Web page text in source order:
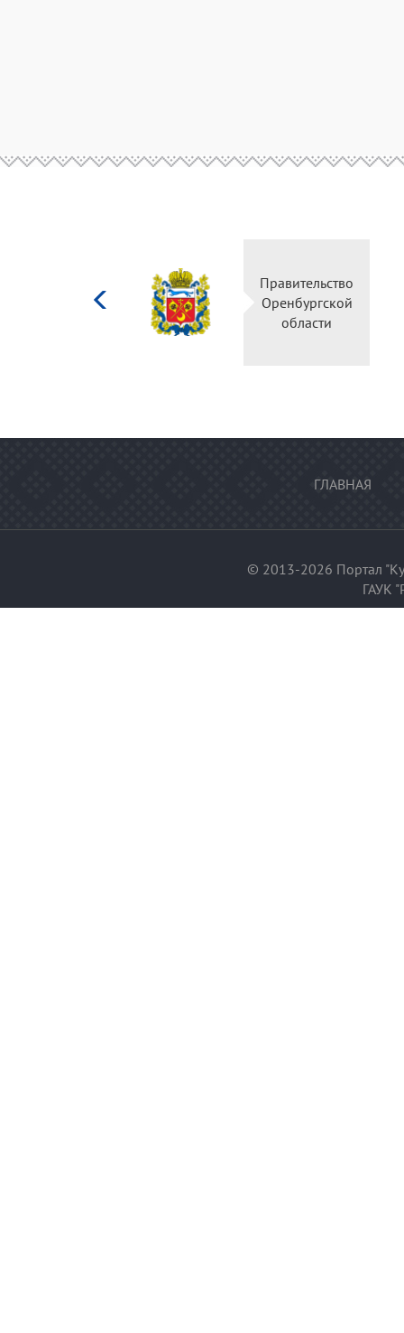
Правительство
Оренбургской
области
ГЛАВНАЯ
© 2013-2026 Портал
ГАУК